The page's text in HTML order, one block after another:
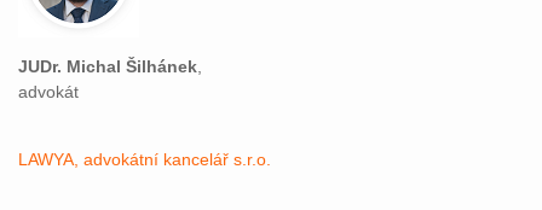
JUDr. Michal Šilhánek
advokát
LAWYA, advokátní kancelář s.r.o.